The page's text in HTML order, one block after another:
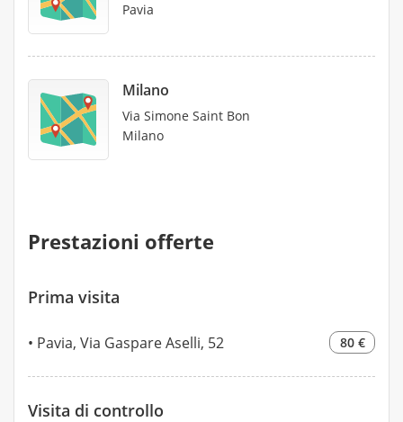
Pavia
Milano
Via Simone Saint Bon
Milano
Prestazioni offerte
Prima visita
Pavia, Via Gaspare Aselli, 52 80 €
Visita di controllo